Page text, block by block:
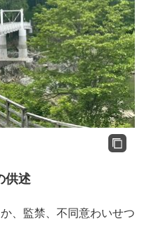
供述
、監禁、不同意わいせつ